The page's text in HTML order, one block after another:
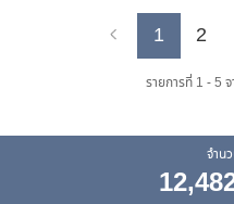
Previous
1 2
รายการที่ 1 - 5
จำน